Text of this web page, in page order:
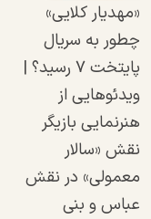
«مهدیار کلایی»
چطور به سریال
پایتخت ۷ رسید؟ |
ویدئو‌هایی از
هنرنمایی بازیگر
نقش «سالار
معمولی» در نقش
عباس و بنی